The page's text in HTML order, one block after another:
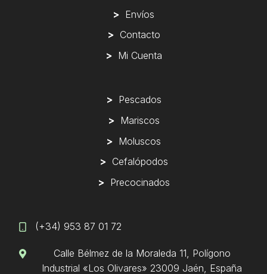
> Envíos
>Contacto
>Mi Cuenta
>Pescados
>Mariscos
> Moluscos
>Cefalópodos
>Precocinados
(+34) 953 87 01 72
Calle Bélmez de la Moraleda 11, Polígono
Industrial «Los Olivares» 23009 Jaén, España